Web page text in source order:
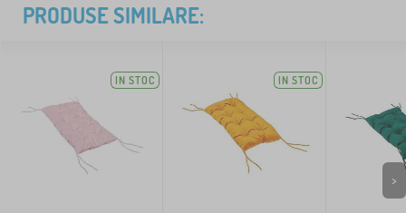
PRODUSE SIMILARE:
IN STOC IN STOC
>